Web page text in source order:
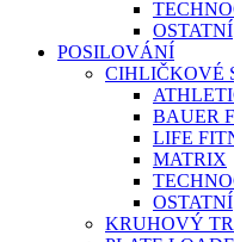
OSTATNÍ
POSILOVÁNÍ
CIHLIČKOVÉ
BAUER
LIFE
MATRIX
OSTATNÍ
KRUHOVÝ